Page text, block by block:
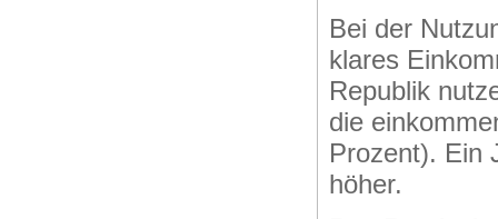
Bei der
klares
Republik
die
Prozent). Ein
höher.